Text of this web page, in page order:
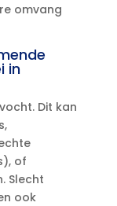
omvang
in
Dit kan
of
Slecht
ook